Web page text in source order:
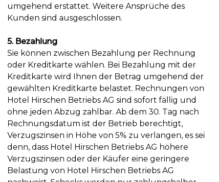
umgehend erstattet. Weitere Ansprüche des
Kunden sind ausgeschlossen.
5. Bezahlung
Sie können zwischen Bezahlung per Rechnung
oder Kreditkarte wählen. Bei Bezahlung mit der
Kreditkarte wird Ihnen der Betrag umgehend der
gewählten Kreditkarte belastet. Rechnungen von
Hotel Hirschen Betriebs AG sind sofort fällig und
ohne jeden Abzug zahlbar. Ab dem 30. Tag nach
Rechnungsdatum ist der Betrieb berechtigt,
Verzugszinsen in Höhe von 5% zu verlangen, es sei
denn, dass Hotel Hirschen Betriebs AG höhere
Verzugszinsen oder der Käufer eine geringere
Belastung von Hotel Hirschen Betriebs AG